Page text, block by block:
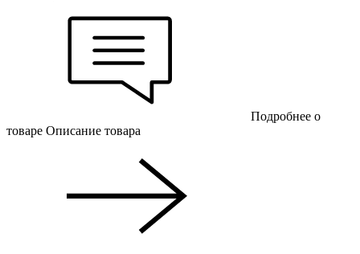
Подробнее о
товаре Описание товара